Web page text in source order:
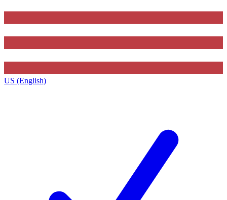
US (English)